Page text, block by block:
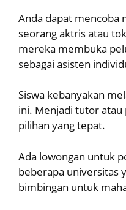
Anda dapat mencoba
seorang aktris atau
mereka membuka
sebagai asisten
Siswa kebanyakan
ini. Menjadi tutor atau
pilihan yang tepat.
Ada lowongan untuk
beberapa universitas
bimbingan untuk